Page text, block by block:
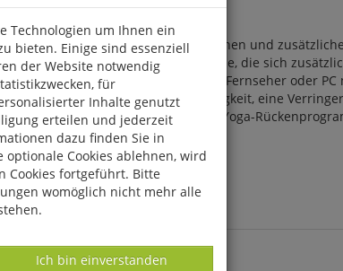
Fortgeschrittenen durch Variationen und
für Anfänger sowie Fortgeschrittene, die sich
Übungen ist daher mühelos am Fernseher oder PC
höhere physische Leistungsfähigkeit, eine
bietet das Buch ein eigenes Yoga-
Technologien um Ihnen ein
bieten. Einige sind essenziell
der Website notwendig
für
Inhalte genutzt
erteilen und jederzeit
dazu finden Sie in
Cookies ablehnen, wird
Cookies fortgeführt. Bitte
womöglich nicht mehr alle
Datenverarbeitung -
Ich bin einverstanden